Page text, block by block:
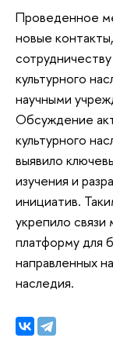
Проведенное
новые
культурного
научными
Обсуждение
культурного
выявило
изучения и
инициатив.
укрепило
платформу для
направленных
наследия.